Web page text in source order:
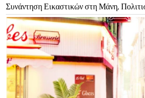
Συνάντηση Εικαστικών στη Μάνη,